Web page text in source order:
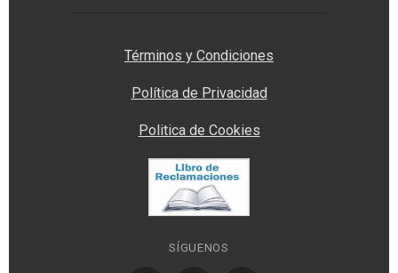
Términos y Condiciones
Política de Privacidad
Politica de Cookies
SÍGUENOS